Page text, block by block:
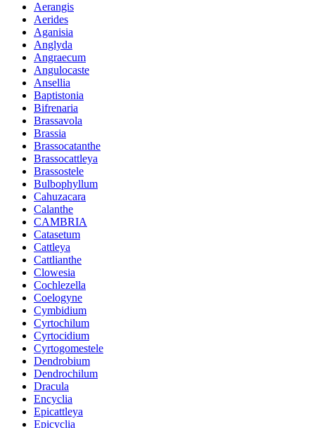
Aerangis
Aerides
Aganisia
Anglyda
Angraecum
Angulocaste
Ansellia
Baptistonia
Bifrenaria
Brassavola
Brassia
Brassocatanthe
Brassocattleya
Brassostele
Bulbophyllum
Cahuzacara
Calanthe
CAMBRIA
Catasetum
Cattleya
Cattlianthe
Clowesia
Cochlezella
Coelogyne
Cymbidium
Cyrtochilum
Cyrtocidium
Cyrtogomestele
Dendrobium
Dendrochilum
Dracula
Encyclia
Epicattleya
Epicyclia